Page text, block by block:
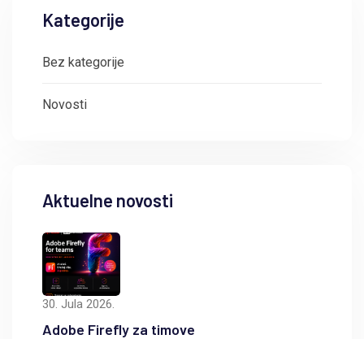
Kategorije
Bez kategorije
Novosti
Aktuelne novosti
30. Jula 2026.
Adobe Firefly za timove